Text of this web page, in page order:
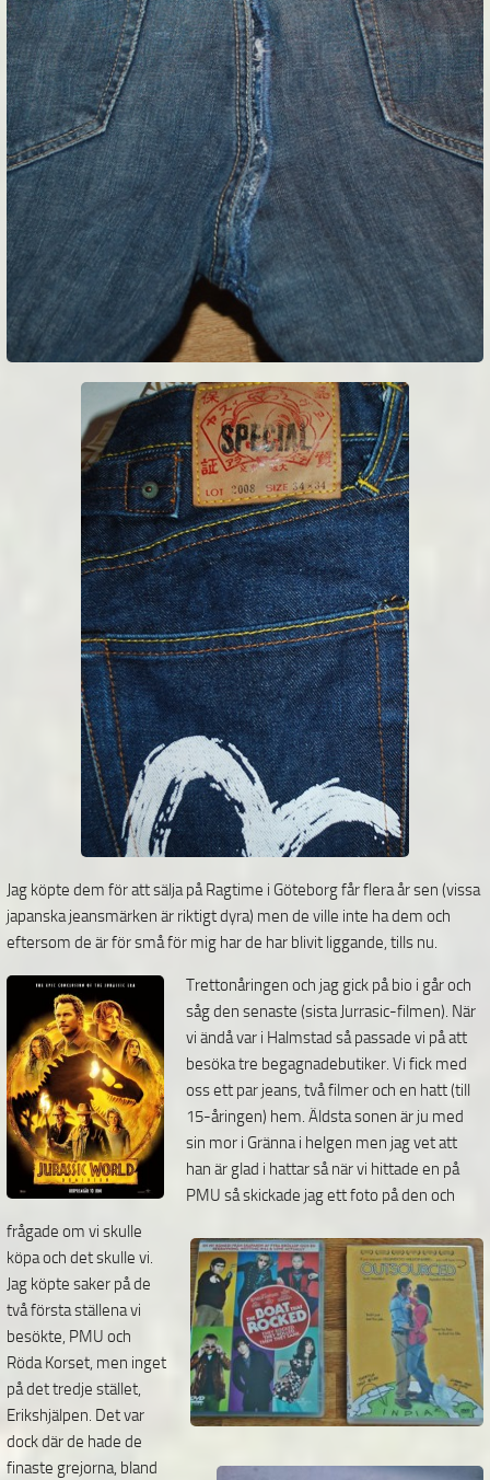
Jag köpte dem för att sälja på Ragtime i Göteborg får flera år sen (vissa
japanska jeansmärken är riktigt dyra) men de ville inte ha dem och
eftersom de är för små för mig har de har blivit liggande, tills nu.
Trettonåringen och jag gick på bio i går och
såg den senaste (sista Jurrasic-filmen). När
vi ändå var i Halmstad så passade vi på att
besöka tre begagnadebutiker. Vi fick med
oss ett par jeans, två filmer och en hatt (till
15-åringen) hem. Äldsta sonen är ju med
sin mor i Gränna i helgen men jag vet att
han är glad i hattar så när vi hittade en på
PMU så skickade jag ett foto på den och
frågade om vi skulle
köpa och det skulle vi.
Jag köpte saker på de
två första ställena vi
besökte, PMU och
Röda Korset, men inget
på det tredje stället,
Erikshjälpen. Det var
dockdär de hade de
finaste grejorna, bland